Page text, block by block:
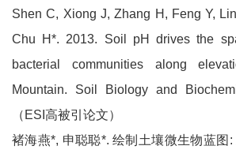
Shen C, Xiong J, Zhang H, Feng Y,
Chu H*. 2013. Soil pH drives the
bacterial communities along
Mountain. Soil Biology and
（ESI高被引论文）
褚海燕*, 申聪聪*. 绘制土壤微生物蓝图